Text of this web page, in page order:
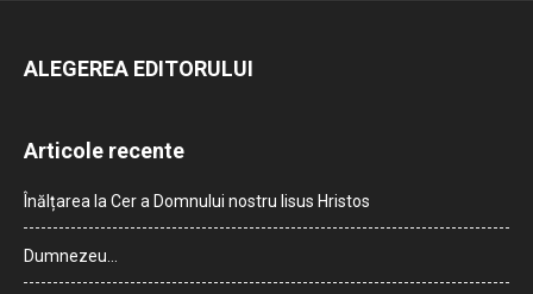
ALEGEREA EDITORULUI
Articole recente
Înălțarea la Cer a Domnului nostru Iisus Hristos
Dumnezeu…